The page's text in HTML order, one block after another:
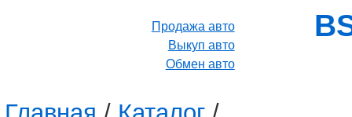
Продажа авто
Выкуп авто
Обмен авто